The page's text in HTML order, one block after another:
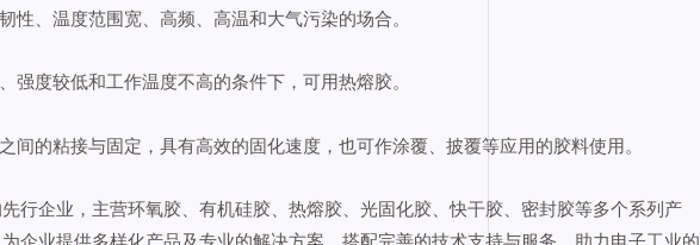
性、温度范围宽、高频、高温和大气污染的场合。
强度较低和工作温度不高的条件下，可用热熔胶。
间的粘接与固定，具有高效的固化速度，也可作涂覆、披覆等应用的胶料使用。
行企业，主营环氧胶、有机硅胶、热熔胶、光固化胶、快干胶、密封胶等多个系列产
企业提供多样化产品及专业的解决方案，搭配完善的技术支持与服务，助力电子工业的